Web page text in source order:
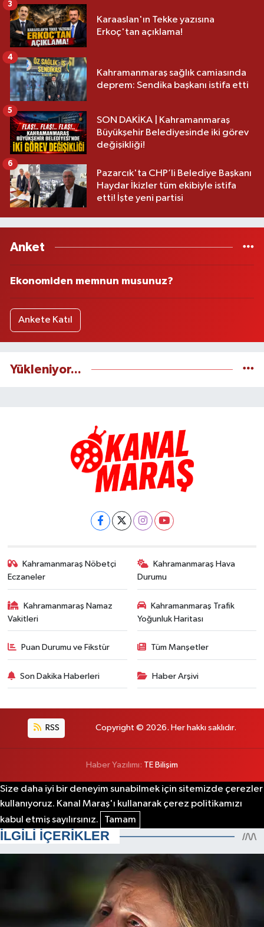
Karaaslan'ın Tekke yazısına
Erkoç'tan açıklama!
3
Kahramanmaraş sağlık camiasında
deprem: Sendika başkanı istifa etti
4
SON DAKİKA | Kahramanmaraş
Büyükşehir Belediyesinde iki görev
değişikliği!
5
Pazarcık'ta CHP’li Belediye Başkanı
Haydar İkizler tüm ekibiyle istifa
etti! İşte yeni partisi
6
Anket
Ekonomiden memnun musunuz?
Ankete Katıl
Yükleniyor...
Kahramanmaraş Nöbetçi
Eczaneler
Kahramanmaraş Hava
Durumu
Kahramanmaraş Namaz
Vakitleri
Kahramanmaraş Trafik
Yoğunluk Haritası
Puan Durumu ve Fikstür Tüm Manşetler
Son Dakika Haberleri Haber Arşivi
RSS Copyright © 2026. Her hakkı saklıdır.
Haber Yazılımı: TE Bilişim
Size daha iyi bir deneyim sunabilmek için sitemizde çerezler
kullanıyoruz. Kanal Maraş'ı kullanarak çerez politikamızı
kabul etmiş sayılırsınız.
Tamam